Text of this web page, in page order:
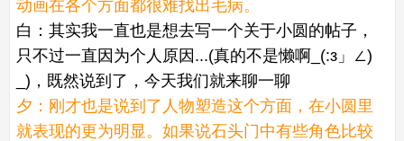
动画在各个方面都很难找出毛病。
白：其实我一直也是想去写一个关于小圆的帖子，
只不过一直因为个人原因...(真的不是懒啊_(:з」∠)
_)，既然说到了，今天我们就来聊一聊
夕：刚才也是说到了人物塑造这个方面，在小圆里
就表现的更为明显。如果说石头门中有些角色比较